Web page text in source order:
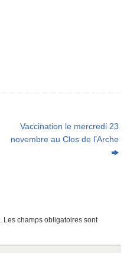
Vaccination le mercredi 23
novembre au Clos de l’Arche
Les champs obligatoires sont